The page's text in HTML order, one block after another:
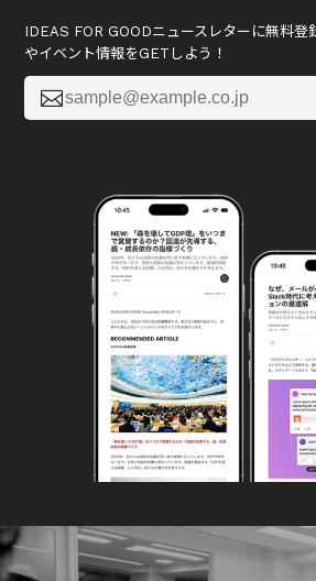
IDEAS FOR GOODニュースレターに無料登
やイベント情報をGETしよう！
